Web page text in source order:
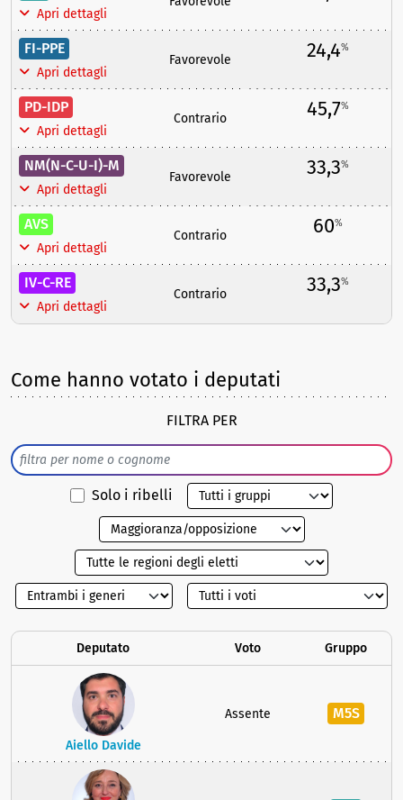
Apri dettagli
FI-PPE
Apri dettagli
Favorevole 24,4%
PD-IDP
Apri dettagli
Contrario 45,7%
NM(N-C-U-I)-M
Apri dettagli
Favorevole 33,3%
AVS
Apri dettagli
Contrario 60%
IV-C-RE
Apri dettagli
Contrario 33,3%
Come hanno votato i deputati
FILTRA PER
Solo i ribelli
Deputato Voto Gruppo
Aiello Davide
Assente M5S